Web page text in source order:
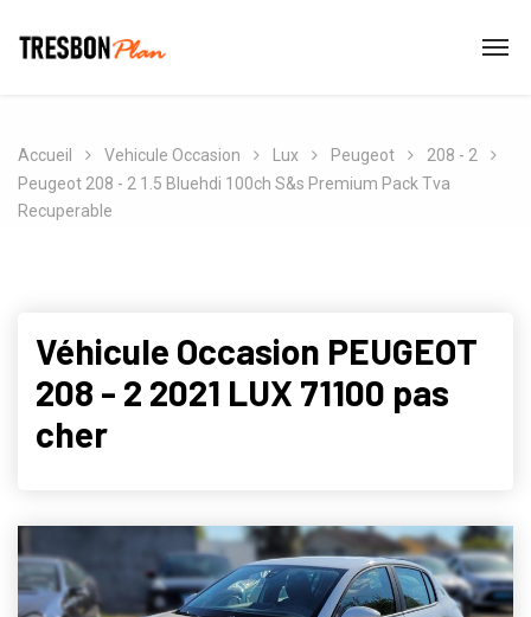
Accueil Vehicule Occasion Lux Peugeot
208 - 2
Peugeot 208 - 2 1.5 Bluehdi 100ch S&s Premium Pack Tva
Recuperable
Véhicule Occasion PEUGEOT
208 - 2 2021 LUX 71100 pas
cher